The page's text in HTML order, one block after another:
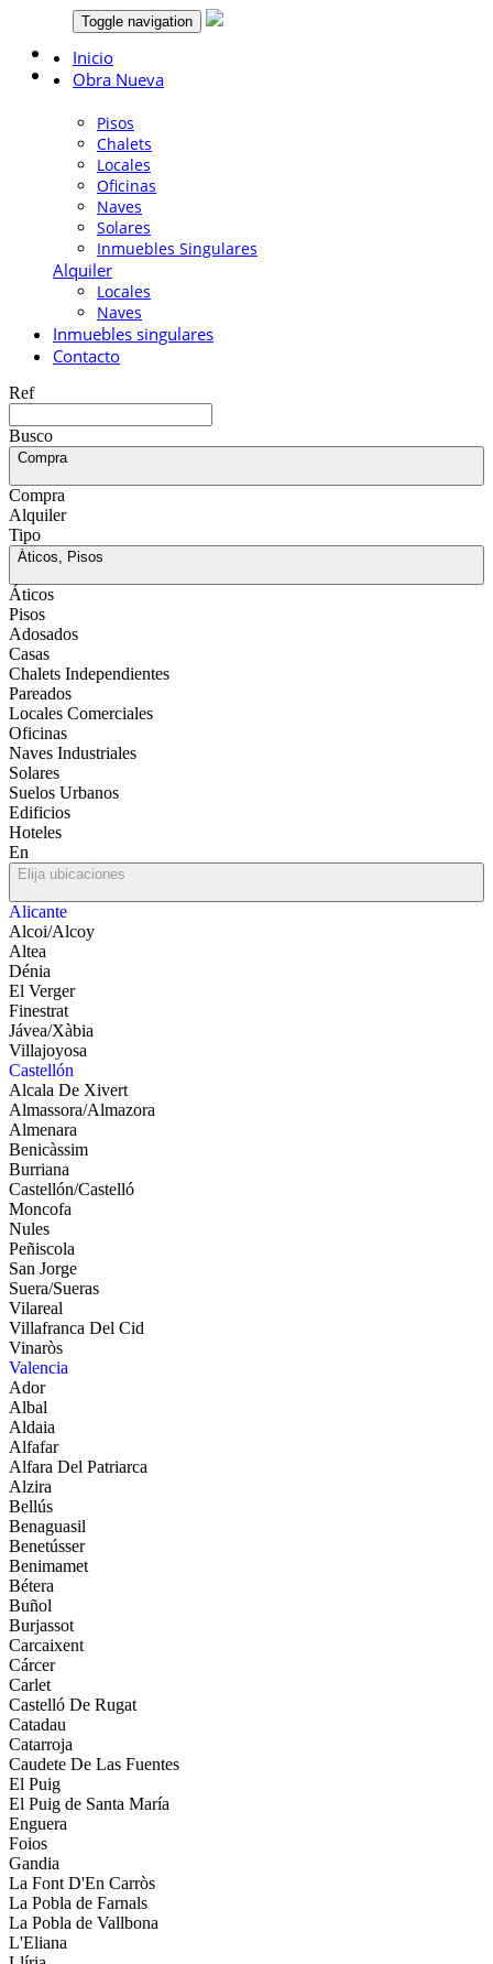
Toggle navigation
Inicio
Obra Nueva
Pisos
Chalets
Locales
Oficinas
Naves
Solares
Inmuebles Singulares
Alquiler
Locales
Naves
Inmuebles singulares
Contacto
Ref
Busco
Compra
Compra
Alquiler
Tipo
Áticos, Pisos
Áticos
Pisos
Adosados
Casas
Chalets Independientes
Pareados
Locales Comerciales
Oficinas
Naves Industriales
Solares
Suelos Urbanos
Edificios
Hoteles
En
Elija ubicaciones
Alicante
Alcoi/Alcoy
Altea
Dénia
El Verger
Finestrat
Jávea/Xàbia
Villajoyosa
Castellón
Alcala De Xivert
Almassora/Almazora
Almenara
Benicàssim
Burriana
Castellón/Castelló
Moncofa
Nules
Peñiscola
San Jorge
Suera/Sueras
Vilareal
Villafranca Del Cid
Vinaròs
Valencia
Ador
Albal
Aldaia
Alfafar
Alfara Del Patriarca
Alzira
Bellús
Benaguasil
Benetússer
Benimamet
Bétera
Buñol
Burjassot
Carcaixent
Cárcer
Carlet
Castelló De Rugat
Catadau
Catarroja
Caudete De Las Fuentes
El Puig
El Puig de Santa María
Enguera
Foios
Gandia
La Font D'En Carròs
La Pobla de Farnals
La Pobla de Vallbona
L'Eliana